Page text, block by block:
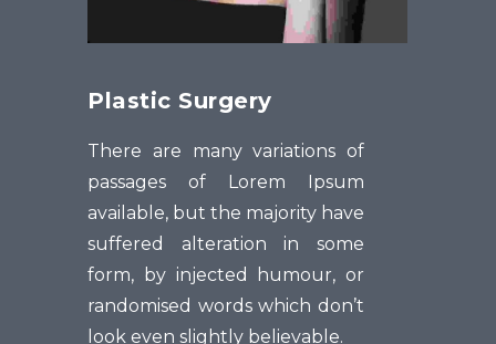
Plastic Surgery
There are many variations of
passages of Lorem Ipsum
available, but the majority have
suffered alteration in some
form, by injected humour, or
randomised words which don’t
look even slightly believable.